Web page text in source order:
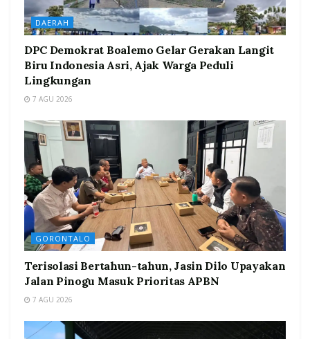
DAERAH
DPC Demokrat Boalemo Gelar Gerakan Langit
Biru Indonesia Asri, Ajak Warga Peduli
Lingkungan
7 AGU 2026
GORONTALO
Terisolasi Bertahun-tahun, Jasin Dilo Upayakan
Jalan Pinogu Masuk Prioritas APBN
7 AGU 2026